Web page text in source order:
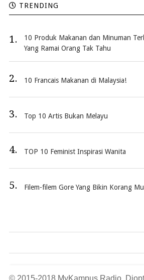
TRENDING
1.
10 Produk Makanan dan Minuman
Yang Ramai Orang Tak Tahu
2. 10 Francais Makanan di Malaysia!
3. Top 10 Artis Bukan Melayu
4. TOP 10 Feminist Inspirasi Wanita
5. Filem-filem Gore Yang Bikin Korang
© 2015-2018 MyKampus Radio.